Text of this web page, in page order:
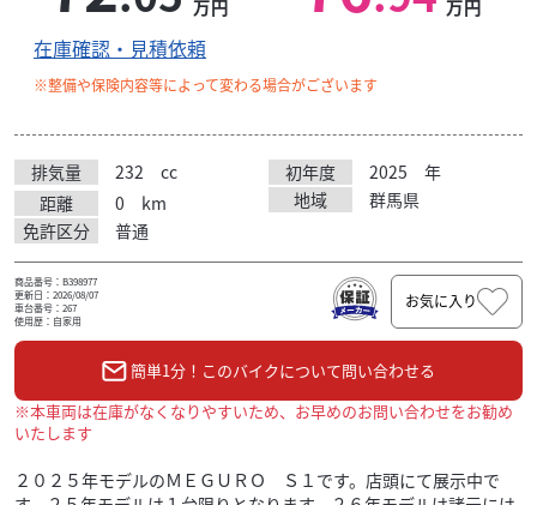
万円 万円
在庫確認・見積依頼
※整備や保険内容等によって変わる場合がございます
排気量 232 cc 初年度 2025
年
距離
0 km 地域
群馬県
免許区分
普通
商品番号：B398977
更新日：2026/08/07
車台番号：267
使用歴：自家用
お気に入り
簡単1分！このバイクについて問い合わせる
※本車両は在庫がなくなりやすいため、お早めのお問い合わせをお勧め
いたします
２０２５年モデルのＭＥＧＵＲＯ Ｓ１です。店頭にて展示中で